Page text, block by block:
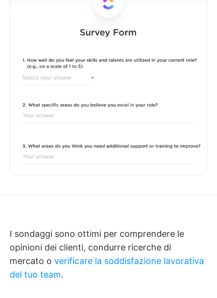
I sondaggi sono ottimi per comprendere le
opinioni dei clienti, condurre ricerche di
mercato o verificare la soddisfazione lavorativa
del tuo team.